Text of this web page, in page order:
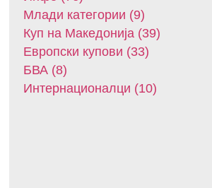
Млади категории (9)
Куп на Македонија (39)
Европски купови (33)
БВА (8)
Интернационалци (10)